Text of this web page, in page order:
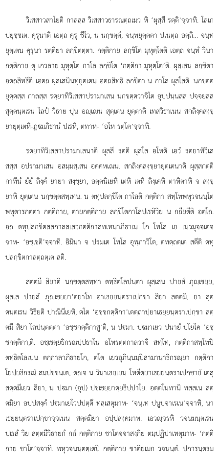
วิเสสาวสาโยติ กาลสฺส วิเสสาวธารณตฺถเมว หิ ‘ผุสฺสี รตฺติ’จฺจาทิ. โลเก
ปยุชฺชเต. คุรุนาติ เอตฺถ คุรุ ชีโว, น นกฺขตฺตํ, จนฺทยุตฺตตา ปเนตฺถ อตฺถิ… จนฺท
ยุตฺเตน คุรุนา รตฺติยา ลกฺขิตตฺตา. กตฺติกาย ลกฺขิโต มุหุตฺโตติ เอตฺถ จนฺทํ วินา
กตฺติกาย ตุ เกวลาย มุหุตฺโต กาโล ลกฺขิโต ‘กตฺติกา มุหุตฺโต’ติ. ผุสฺเสน ลกฺขิตา
อตฺถสิทฺธีติ เอตฺถ ผุสฺเสนินฺทุยุตฺเตน อตฺถสิทฺธิ ลกฺขิตา น กาโล ผุสฺโสติ. นกฺขตฺต
ยุตฺตสฺส กาลสฺส รตฺยาทิวิเสสาปรามาเสน นกฺขตฺตวาจิโต อุปฺปนฺนสฺส ปจฺจยสฺส
สุตฺตนฺตเรน โลปํ วิธาย ปุน อฺเน สุตฺเตน ยุตฺตาติ เทสวิธาเนน สกลิงฺคสงฺขฺ
ยายุตฺเตหิ-ฏฺมภิธานํ ปเรหิ, ตทาห- ‘อโห รตฺโต’จฺจาทิ.
รตฺยาทิวิเสสาปรามาเสนาติ ผุสฺสี รตฺติ ผุสฺโส อโหติ เอวํ รตฺยาทิวิเส
สสฺส อปรามาเสน อสมฺมสฺเสน อคฺคหเณน. สกลิงฺคสงฺขฺยายุตฺเตนาติ ผุสฺสกตฺติ
กาทีนํ ยํยํ ลิงฺคํ ยายา สงฺขฺยา, อตฺตนิเยหิ เตหิ เตหิ ลิงฺเคหิ ตาหิตาหิ จ สงฺขฺ
ยาหิ ยุตฺเตน นกฺขตฺตสทฺเทน. น ตทุปลกฺขิโต กาโลติ กตฺติกา สทฺโทพหุวจนนฺโต
พหุตารกตฺตา กตฺติกาย, ตายกตฺติกาย ลกฺขิโตกาโลปเรหิวิย น กถียตีติ อตฺโถ.
อถ ตทุปลกฺขิตสฺสกาลสฺเสวกตฺติกาสทฺเทนาภิธาเน โก โทโส เย เนวมุจฺจเตจฺ
จาห- ‘อชฺเชติ’จฺจาทิ. อิมินา จ ปรมเต โทโส อุพฺภาวิโต, ตทตฺถตฺเต สตีติ ตทุ
ปลกฺขิตกาลตฺถตฺเต สติ.
สตฺตมี สิยาติ นกฺขตฺตสทฺทา ตทฺธิตโลปนฺตา ผุสฺเสน ปายสํ ภุฺเชยฺย,
ผุสฺเส ปายสํ ภุฺเชยฺยา’ตฺยาโท อาเธยฺยนฺตราเปกฺขา สิยา สตฺตมี, ยา สุตฺ
ตนฺตเรน วิธียติ ปาณินีเยหิ, ตโต ‘อชฺชกตฺติกา’เตตฺถาปฺยาเธยฺยนฺตราเปกฺขา สตฺ
ตมี สิยา โลปนฺตตฺตา ‘อชฺชกตฺติกาสู’ติ, น ปมา. ปมาเยว ปนายํ ปโยโค ‘อชฺ
ชกตฺติกา,ติ. อชฺเชตฺยธิกรณปฺปธาโน อโหรตฺตกาลวาจี สทฺโท, กตฺติกาสทฺโทปิ
ตทฺธิตโลเปน ตกฺกาลาภิธายโก, ตโต เยวอุภินฺนมฺปิสามานาธิกรณฺยา กตฺติกา
โยปฺยธิกรณํ สมฺปชฺชนฺเต, ตฺจ น วินาเธยฺเยน โหตีตฺยาเธยฺยนฺตราเปกฺขายํ เตสุ
สตฺตมีเยว สิยา, น ปมา (อุป) ปชฺเชยฺยาตฺยธิปฺปาโย. อตฺตโนทานิ ทสฺสเน สตฺ
ตมิยา อปฺปสงฺคํ ปมาเยโวปปตฺตึ ทสฺเสตุมาห- ‘จนฺเท ปนูปจาเรเน’จฺจาทิ, นา
เธยฺยนฺตราเปกฺขาจฺจเนน สตฺตมิยา อปฺปสงฺคมาห. เอวฺจรหิ วจนมนฺตเรน
ปเรสํ วิย สตฺตมีวิธายกํ กถํ กตฺติกาย ชาโตจฺจาสงฺกิย ตมฺปฏิปาเทตุมาห- ‘กตฺติ
กาย ชาโต’จฺจาทิ. พหุวจนนฺตตฺเตปิ กตฺติกาย ชาติยเมก วจนนฺตํ. ปการนฺตรม